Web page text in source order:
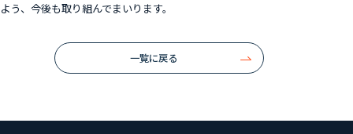
よう、今後も取り組んでまいります。
一覧に戻る